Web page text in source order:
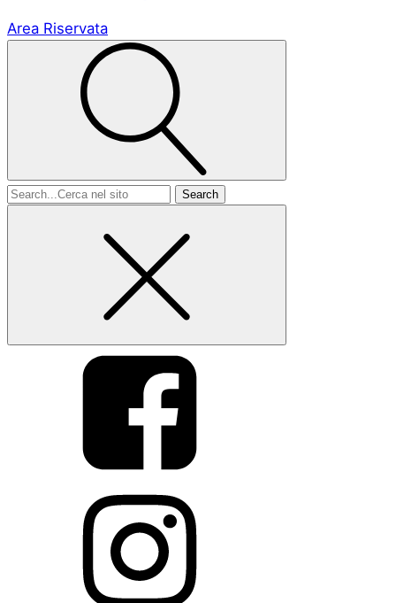
Area Riservata
Search